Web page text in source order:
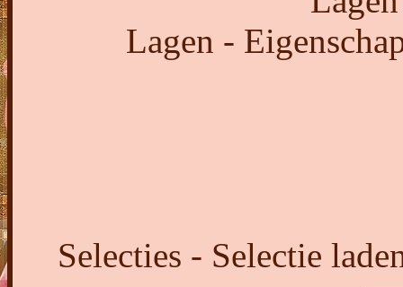
Lagen -
Selecties - Selectie